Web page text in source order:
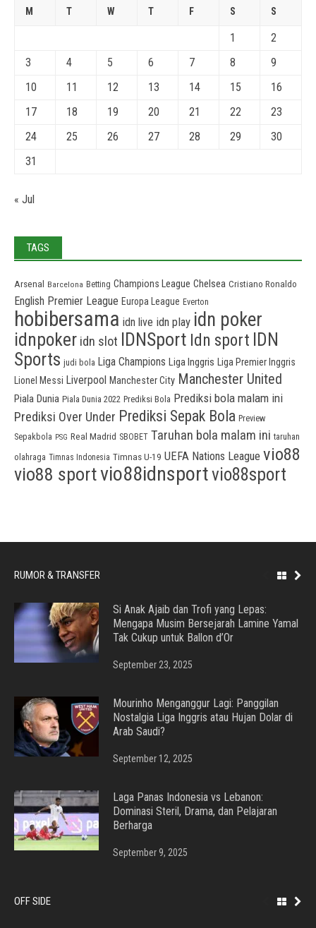
M T W T F S S
1
2
3
4 5 6 7 8
9
10
11 12 13 14 15
16
17
18 19 20 21 22
23
24
25 26 27 28 29
30
31
« Jul
TAGS
Arsenal Barcelona Betting Champions League Chelsea Cristiano Ronaldo
English Premier League Europa League Everton
hobibersama idn live idn play idn poker
idnpoker idn slot IDNSport Idn sport IDN
Sports judi bola Liga Champions Liga Inggris Liga Premier Inggris
Lionel Messi Liverpool Manchester City Manchester United
Piala Dunia Piala Dunia 2022 Prediksi Bola Prediksi bola malam ini
Prediksi Over Under Prediksi Sepak Bola Preview
Sepakbola PSG Real Madrid SBOBET Taruhan bola malam ini taruhan
olahraga Timnas Indonesia Timnas U-19 UEFA Nations League vio88
vio88 sportvio88idnsportvio88sport
RUMOR & TRANSFER
Si Anak Ajaib dan Trofi yang Lepas:
Mengapa Musim Bersejarah Lamine Yamal
Tak Cukup untuk Ballon d’Or
September 23, 2025
Mourinho Menganggur Lagi: Panggilan
Nostalgia Liga Inggris atau Hujan Dolar di
Arab Saudi?
September 12, 2025
Laga Panas Indonesia vs Lebanon:
Dominasi Steril, Drama, dan Pelajaran
Berharga
September 9, 2025
OFF SIDE